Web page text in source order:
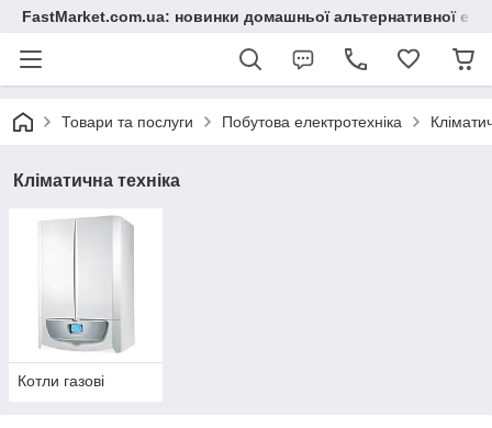
FastMarket.com.ua: новинки домашньої альтернативної
Товари та послуги Побутова електротехніка
Кліматична техніка
Котли газові